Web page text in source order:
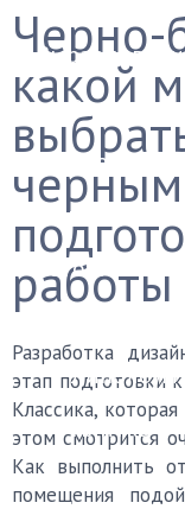
Финишные
Бетонный пол
Линолеум
Плитка
Черновой
Черно-
какой
работы
Разработка
этап подготовки
Классика,
этом смотрится
Как выполнить
помещения